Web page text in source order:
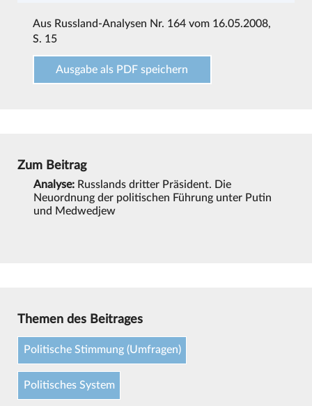
Aus Russland-Analysen Nr. 164 vom 16.05.2008,
S. 15
Ausgabe als PDF speichern
Zum Beitrag
Analyse: Russlands dritter Präsident. Die
Neuordnung der politischen Führung unter Putin
und Medwedjew
Themen des Beitrages
Politische Stimmung (Umfragen)
Politisches System